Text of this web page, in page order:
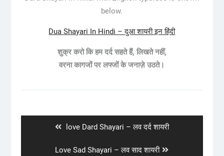
below.
Dua Shayari In Hindi – दुआ शायरी इन हिंदी
शुक्र करो कि हम दर्द सहते हैं, लिखते नहीं,
वरना कागजों पर लफ्जों के जनाज़े उठते।
Previous
love Dard Shayari – लव दर्द शायरी
Next
Love Sad Shayari – लव साद शायरी